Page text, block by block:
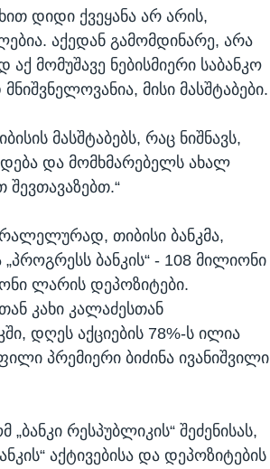
დიდი ქვეყანა არ არის,
აქედან გამომდინარე, არა
მომუშავე ნებისმიერი საბანკო
მისი მასშტაბები.
მასშტაბებს, რაც ნიშნავს,
და მომხმარებელს ახალ
თიბისი ბანკმა,
ბანკის“ - 108 მილიონი
ლარის დეპოზიტები.
კახი კალაძესთან
დღეს აქციების 78%-ს ილია
პრემიერი ბიძინა ივანიშვილი
რესპუბლიკის“ შეძენისას,
აქტივებისა და დეპოზიტების